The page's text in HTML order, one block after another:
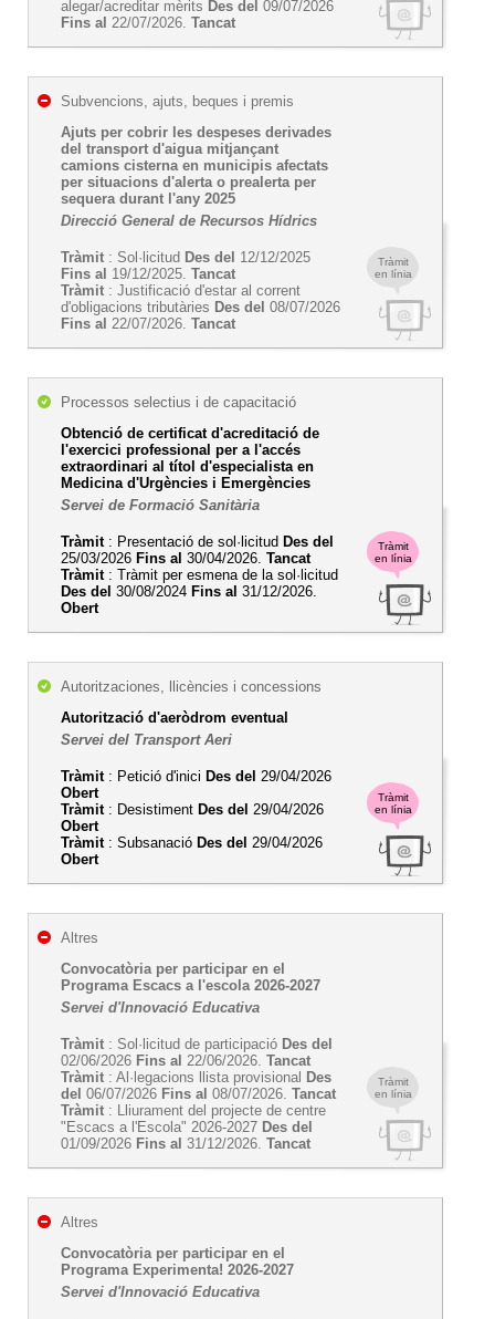
alegar/acreditar mèrits Des del 09/07/2026
Fins al 22/07/2026. Tancat
Tràmit
en línia
Subvencions, ajuts, beques i premis
Ajuts per cobrir les despeses derivades
del transport d'aigua mitjançant
camions cisterna en municipis afectats
per situacions d'alerta o prealerta per
sequera durant l'any 2025
Direcció General de Recursos Hídrics
Tràmit : Sol·licitud Des del 12/12/2025
Fins al 19/12/2025. Tancat
Tràmit : Justificació d'estar al corrent
d'obligacions tributàries Des del 08/07/2026
Fins al 22/07/2026. Tancat
Tràmit
en línia
Processos selectius i de capacitació
Obtenció de certificat d'acreditació de
l'exercici professional per a l'accés
extraordinari al títol d'especialista en
Medicina d'Urgències i Emergències
Servei de Formació Sanitària
Tràmit: Presentació de sol·licitud Des del
25/03/2026 Fins al 30/04/2026. Tancat
Tràmit: Tràmit per esmena de la sol·licitud
Des del 30/08/2024 Fins al 31/12/2026.
Obert
Tràmit
en línia
Autoritzaciones, llicències i concessions
Autorització d'aeròdrom eventual
Servei del Transport Aeri
Tràmit: Petició d'inici Des del 29/04/2026
Obert
Tràmit: Desistiment Des del 29/04/2026
Obert
Tràmit: Subsanació Des del 29/04/2026
Obert
Tràmit
en línia
Altres
Convocatòria per participar en el
Programa Escacs a l'escola 2026-2027
Servei d'Innovació Educativa
Tràmit : Sol·licitud de participació Des del
02/06/2026 Fins al 22/06/2026. Tancat
Tràmit : Al·legacions llista provisional Des
del 06/07/2026 Fins al 08/07/2026. Tancat
Tràmit : Lliurament del projecte de centre
"Escacs a l'Escola" 2026-2027 Des del
01/09/2026 Fins al 31/12/2026. Tancat
Altres
Convocatòria per participar en el
Programa Experimenta! 2026-2027
Servei d'Innovació Educativa